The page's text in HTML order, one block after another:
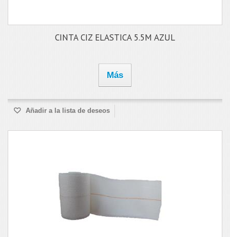
CINTA CIZ ELASTICA 5.5M AZUL
Más
Añadir a la lista de deseos